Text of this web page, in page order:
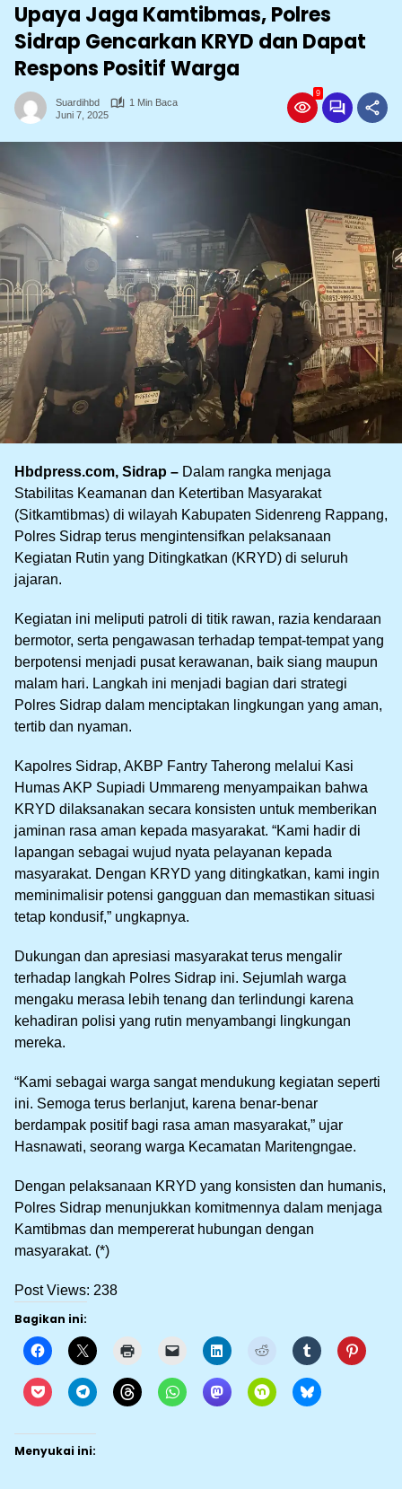
Upaya Jaga Kamtibmas, Polres
Sidrap Gencarkan KRYD dan Dapat
Respons Positif Warga
Suardihbd
1 Min Baca
Juni 7, 2025
9
Hbdpress.com, Sidrap – Dalam rangka menjaga
Stabilitas Keamanan dan Ketertiban Masyarakat
(Sitkamtibmas) di wilayah Kabupaten Sidenreng Rappang,
Polres Sidrap terus mengintensifkan pelaksanaan
Kegiatan Rutin yang Ditingkatkan (KRYD) di seluruh
jajaran.
Kegiatan ini meliputi patroli di titik rawan, razia kendaraan
bermotor, serta pengawasan terhadap tempat-tempat yang
berpotensi menjadi pusat kerawanan, baik siang maupun
malam hari. Langkah ini menjadi bagian dari strategi
Polres Sidrap dalam menciptakan lingkungan yang aman,
tertib dan nyaman.
Kapolres Sidrap, AKBP Fantry Taherong melalui Kasi
Humas AKP Supiadi Ummareng menyampaikan bahwa
KRYD dilaksanakan secara konsisten untuk memberikan
jaminan rasa aman kepada masyarakat. “Kami hadir di
lapangan sebagai wujud nyata pelayanan kepada
masyarakat. Dengan KRYD yang ditingkatkan, kami ingin
meminimalisir potensi gangguan dan memastikan situasi
tetap kondusif,” ungkapnya.
Dukungan dan apresiasi masyarakat terus mengalir
terhadap langkah Polres Sidrap ini. Sejumlah warga
mengaku merasa lebih tenang dan terlindungi karena
kehadiran polisi yang rutin menyambangi lingkungan
mereka.
“Kami sebagai warga sangat mendukung kegiatan seperti
ini. Semoga terus berlanjut, karena benar-benar
berdampak positif bagi rasa aman masyarakat,” ujar
Hasnawati, seorang warga Kecamatan Maritengngae.
Dengan pelaksanaan KRYD yang konsisten dan humanis,
Polres Sidrap menunjukkan komitmennya dalam menjaga
Kamtibmas dan mempererat hubungan dengan
masyarakat. (*)
Post Views: 238
Bagikan ini:
Menyukai ini: